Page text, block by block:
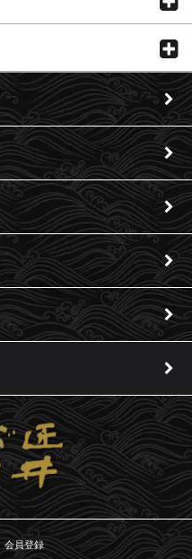
会員登録